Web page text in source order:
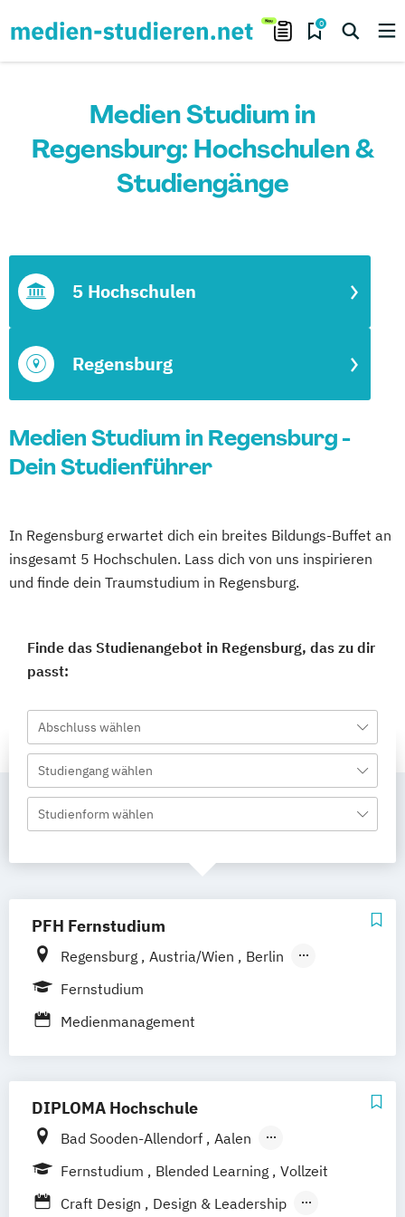
0
Medien Studium in
Regensburg: Hochschulen &
Studiengänge
Regensburg
5 Hochschulen
Medien Studium in Regensburg -
Dein Studienführer
In Regensburg erwartet dich ein breites Bildungs-Buffet an
insgesamt 5 Hochschulen. Lass dich von uns inspirieren
und finde dein Traumstudium in Regensburg.
Finde das Studienangebot in Regensburg, das zu dir
passt:
Abschluss wählen
Studiengang wählen
Studienform wählen
PFH Fernstudium
Regensburg Austria/Wien
Berlin
Bielefeld
Friedrichshafen
Göttingen
Hannover Kaiserslautern/Kusel Kiel
Leipzig Ludwigshafen/Diez München
Nürnberg Online-Fernstudium
Stuttgart Köln
Schwarzheide/Oberspreewald-Lausitz bei
Dresden
Fernstudium
Medienmanagement
DIPLOMA Hochschule
Bad Sooden-Allendorf
Aalen
Baden-Baden
Berlin
Bonn
Fernstudium Blended Learning
Vollzeit
Craft Design
Design & Leadership